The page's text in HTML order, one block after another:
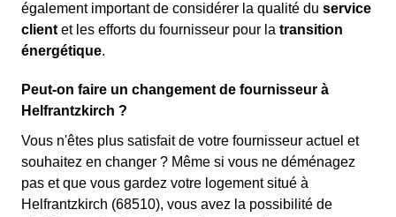
également important de considérer la qualité du service
client et les efforts du fournisseur pour la transition
énergétique.
Peut-on faire un changement de fournisseur à
Helfrantzkirch ?
Vous n'êtes plus satisfait de votre fournisseur actuel et
souhaitez en changer ? Même si vous ne déménagez
pas et que vous gardez votre logement situé à
Helfrantzkirch (68510), vous avez la possibilité de